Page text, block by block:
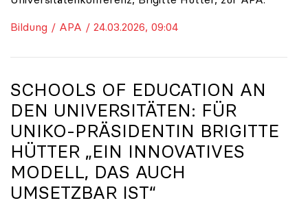
Bildung / APA / 24.03.2026, 09:04
SCHOOLS OF EDUCATION AN
DEN UNIVERSITÄTEN: FÜR
UNIKO-PRÄSIDENTIN BRIGITTE
HÜTTER „EIN INNOVATIVES
MODELL, DAS AUCH
UMSETZBAR IST“